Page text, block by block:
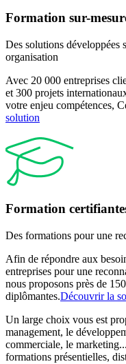
Formation sur-
Des solutions développées
organisation
Avec 20 000 entreprises
et 300 projets
votre enjeu compétences,
solution
Formation
Des formations pour une
Afin de répondre aux
entreprises pour une
nous proposons près de
diplômantes.Découvrir la
Un large choix vous est
management, le
commerciale, le
formations présentielles,